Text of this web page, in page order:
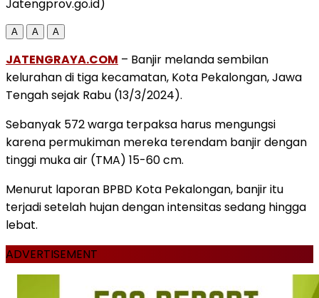
Jatengprov.go.id)
A A A
JATENGRAYA.COM – Banjir melanda sembilan
kelurahan di tiga kecamatan, Kota Pekalongan, Jawa
Tengah sejak Rabu (13/3/2024).
Sebanyak 572 warga terpaksa harus mengungsi
karena permukiman mereka terendam banjir dengan
tinggi muka air (TMA) 15-60 cm.
Menurut laporan BPBD Kota Pekalongan, banjir itu
terjadi setelah hujan dengan intensitas sedang hingga
lebat.
ADVERTISEMENT